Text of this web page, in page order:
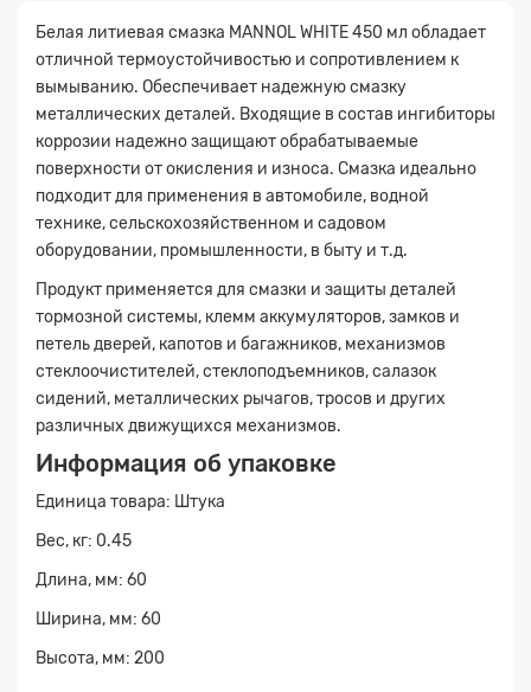
Белая литиевая смазка MANNOL WHITE 450 мл обладает
отличной термоустойчивостью и сопротивлением к
вымыванию. Обеспечивает надежную смазку
металлических деталей. Входящие в состав ингибиторы
коррозии надежно защищают обрабатываемые
поверхности от окисления и износа. Смазка идеально
подходит для применения в автомобиле, водной
технике, сельскохозяйственном и садовом
оборудовании, промышленности, в быту и т.д.
Продукт применяется для смазки и защиты деталей
тормозной системы, клемм аккумуляторов, замков и
петель дверей, капотов и багажников, механизмов
стеклоочистителей, стеклоподъемников, салазок
сидений, металлических рычагов, тросов и других
различных движущихся механизмов.
Информация об упаковке
Единица товара: Штука
Вес, кг: 0.45
Длина, мм: 60
Ширина, мм: 60
Высота, мм: 200
Заявка на расчет